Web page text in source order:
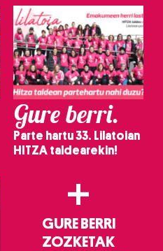
Gure berri.
Parte hartu 33. Lilatoian
HITZA taldearekin!
+
GURE BERRI
ZOZKETAK